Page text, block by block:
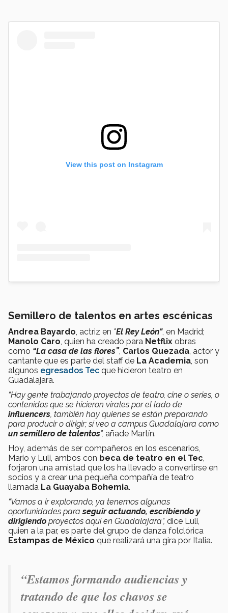
View this post on Instagram
Semillero de talentos en artes escénicas
Andrea Bayardo, actriz en "El Rey León", en Madrid;
Manolo Caro, quien ha creado para Netflix obras
como “La casa de las flores”, Carlos Quezada, actor y
cantante que es parte del staff de La Academia, son
algunos egresados Tec que hicieron teatro en
Guadalajara.
“Hay gente trabajando proyectos de teatro, cine o series, o
contenidos que se hicieron virales por el lado de
influencers, también hay quienes se están preparando
para producir o dirigir; sí veo a campus Guadalajara como
un semillero de talentos”, añade Martín.
Hoy, además de ser compañeros en los escenarios,
Mario y Luli, ambos con beca de teatro en el Tec,
forjaron una amistad que los ha llevado a convertirse en
socios y a crear una pequeña compañía de teatro
llamada La Guayaba Bohemia.
“Vamos a ir explorando, ya tenemos algunas
oportunidades paraseguir actuando, escribiendo y
dirigiendo proyectos aquí en Guadalajara”, dice Luli,
quien a la par, es parte del grupo de danza folclórica
Estampas de México que realizará una gira por Italia.
“Estamos formando audiencias y
tratando de que los chavos se